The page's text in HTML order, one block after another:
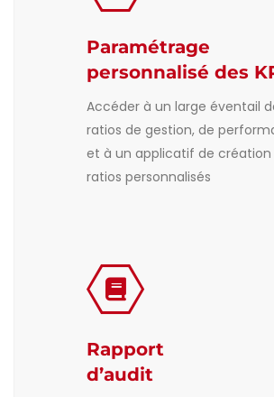
Paramétrage
personnalisé des
Accéder à un large éventail
ratios de gestion, de
et à un applicatif de création
ratios personnalisés
Rapport
d’audit